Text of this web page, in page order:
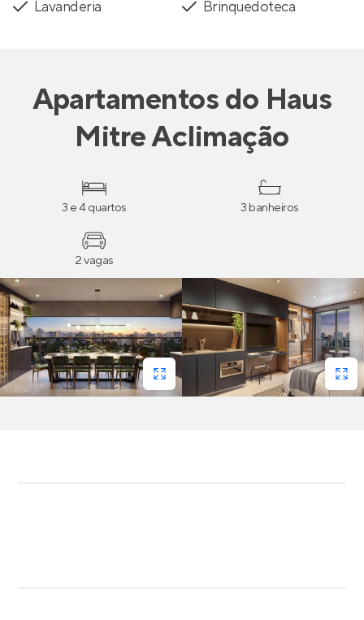
Lavanderia Brinquedoteca
Apartamentosdo Haus
Mitre Aclimação
3 e 4 quartos 3 banheiros
2 vagas